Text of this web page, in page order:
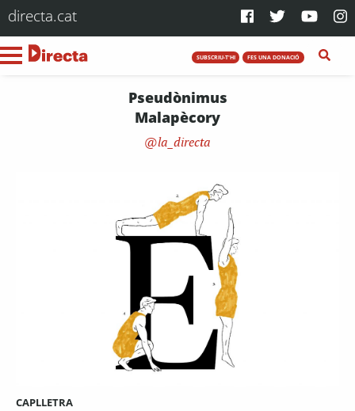
directa.cat
SUBSCRIU-T'HI FES UNA DONACIÓ
Pseudònimus
Malapècory
la_directa
CAPLLETRA